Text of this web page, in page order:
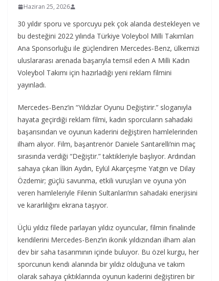
Haziran 25, 2026
30 yıldır sporu ve sporcuyu pek çok alanda destekleyen ve
bu desteğini 2022 yılında Türkiye Voleybol Milli Takımları
Ana Sponsorluğu ile güçlendiren Mercedes-Benz, ülkemizi
uluslararası arenada başarıyla temsil eden A Milli Kadın
Voleybol Takımı için hazırladığı yeni reklam filmini
yayınladı.
Mercedes-Benz’in “Yıldızlar Oyunu Değiştirir.” sloganıyla
hayata geçirdiği reklam filmi, kadın sporcuların sahadaki
başarısından ve oyunun kaderini değiştiren hamlelerinden
ilham alıyor. Film, başantrenör Daniele Santarelli’nin maç
sırasında verdiği “Değiştir.” taktikleriyle başlıyor. Ardından
sahaya çıkan İlkin Aydın, Eylül Akarçeşme Yatgın ve Dilay
Özdemir; güçlü savunma, etkili vuruşları ve oyuna yön
veren hamleleriyle Filenin Sultanları’nın sahadaki enerjisini
ve kararlılığını ekrana taşıyor.
Üçlü yıldız filede parlayan yıldız oyuncular, filmin finalinde
kendilerini Mercedes-Benz’in ikonik yıldızından ilham alan
dev bir saha tasarımının içinde buluyor. Bu özel kurgu, her
sporcunun kendi alanında bir yıldız olduğuna ve takım
olarak sahaya çıktıklarında oyunun kaderini değiştiren bir